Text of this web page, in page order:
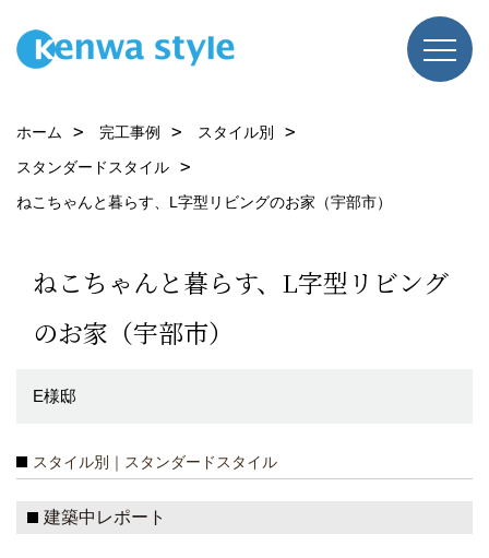
ホーム 完工事例
スタイル別
スタンダードスタイル
ねこちゃんと暮らす、L字型リビングのお家（宇部市）
ねこちゃんと暮らす、L字型リビング
のお家（宇部市）
E様邸
スタイル別｜スタンダードスタイル
建築中レポート